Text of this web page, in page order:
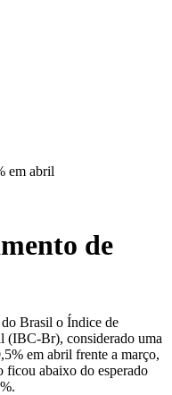
em abril
de
Brasil o Índice de
(IBC-Br), considerado uma
em abril frente a março,
ficou abaixo do esperado